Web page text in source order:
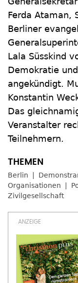
Ferda Ataman,
Berliner
Lala Süsskind
Demokratie
angekündigt.
Konstantin
Das
Veranstalter
Teilnehmern.
Berlin
Organisationen
Zivilgesellschaft